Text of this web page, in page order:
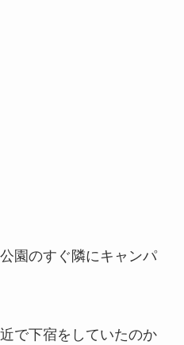
園のすぐ隣にキャンパ
で下宿をしていたのか